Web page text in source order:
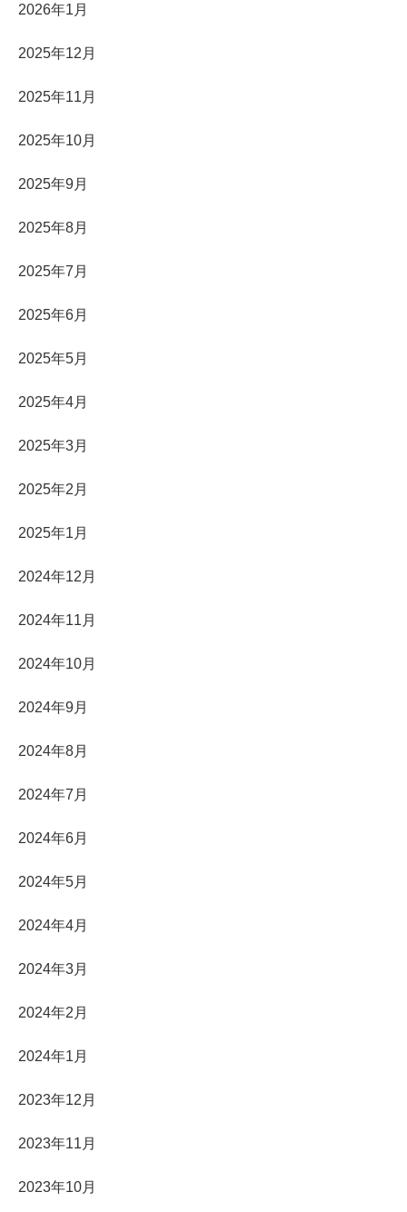
2026年1月
2025年12月
2025年11月
2025年10月
2025年9月
2025年8月
2025年7月
2025年6月
2025年5月
2025年4月
2025年3月
2025年2月
2025年1月
2024年12月
2024年11月
2024年10月
2024年9月
2024年8月
2024年7月
2024年6月
2024年5月
2024年4月
2024年3月
2024年2月
2024年1月
2023年12月
2023年11月
2023年10月